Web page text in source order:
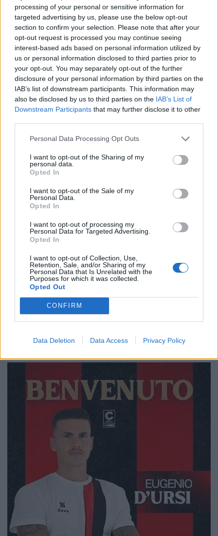
processing of your personal or sensitive information for
targeted advertising by us, please use the below opt-out
section to confirm your selection. Please note that after your
opt-out request is processed you may continue seeing
interest-based ads based on personal information utilized by
us or personal information disclosed to third parties prior to
your opt-out. You may separately opt-out of the further
disclosure of your personal information by third parties on the
IAB’s list of downstream participants. This information may
also be disclosed by us to third parties on the IAB’s List of
Downstream Participants that may further disclose it to other
Personal Data Processing Opt Outs
I want to opt-out of the Sharing of my
personal data.
Opted In
I want to opt-out of the Sale of my
Personal Data.
Opted In
I want to opt-out of processing my
Personal Data for Targeted Advertising.
Opted In
I want to opt-out of Collection, Use,
Retention, Sale, and/or Sharing of my
Personal Data that Is Unrelated with the
Purposes for which it was collected.
Opted Out
CONFIRM
Data Deletion Data Access Privacy Policy
🔥 Trending